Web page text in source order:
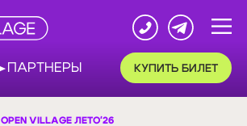
КУПИТЬ БИЛЕТ
OPEN VILLAGE ЛЕТО'26